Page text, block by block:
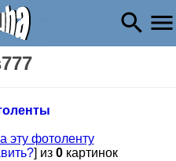
эту фотоленту
] из 0 картинок